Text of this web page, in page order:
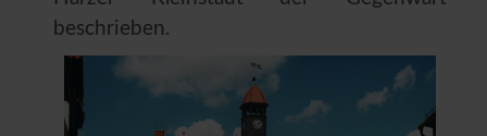
beschrieben.